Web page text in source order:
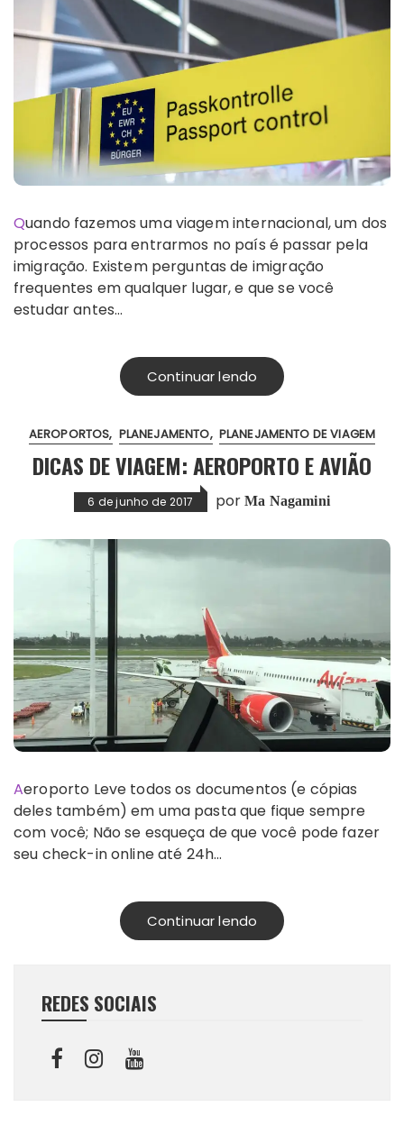
Quando fazemos uma viagem internacional, um dos
processos para entrarmos no país é passar pela
imigração. Existem perguntas de imigração
frequentes em qualquer lugar, e que se você
estudar antes…
Continuar lendo
AEROPORTOS PLANEJAMENTO PLANEJAMENTO DE VIAGEM
DICAS DE VIAGEM: AEROPORTO E AVIÃO
6 de junho de 2017 porMa Nagamini
Aeroporto Leve todos os documentos (e cópias
deles também) em uma pasta que fique sempre
com você; Não se esqueça de que você pode fazer
seu check-in online até 24h…
Continuar lendo
REDES SOCIAIS